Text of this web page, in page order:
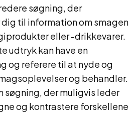
søgning, der
til information om smagen
eller -drikkevarer.
udtryk kan have en
og referere til at nyde og
og behandler.
søgning, der muligvis leder
og kontrastere forskellene